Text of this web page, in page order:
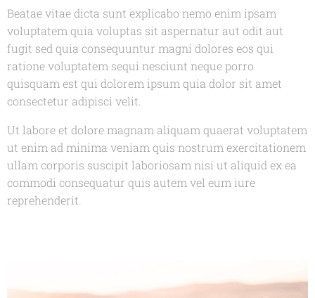
Beatae vitae dicta sunt explicabo nemo enim ipsam
voluptatem quia voluptas sit aspernatur aut odit aut
fugit sed quia consequuntur magni dolores eos qui
ratione voluptatem sequi nesciunt neque porro
quisquam est qui dolorem ipsum quia dolor sit amet
consectetur adipisci velit.
Ut labore et dolore magnam aliquam quaerat voluptatem
ut enim ad minima veniam quis nostrum exercitationem
ullam corporis suscipit laboriosam nisi ut aliquid ex ea
commodi consequatur quis autem vel eum iure
reprehenderit.